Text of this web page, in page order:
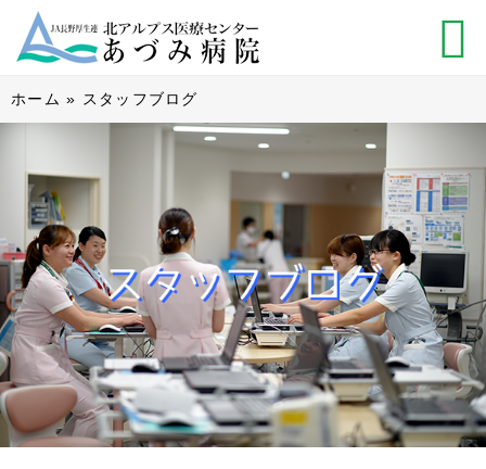
ホーム » スタッフブログ